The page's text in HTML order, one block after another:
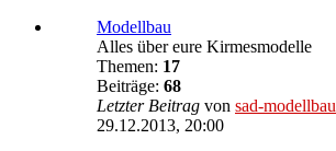
Modellbau
Alles über eure Kirmesmodelle
Themen: 17
Beiträge: 68
Letzter Beitrag von sad-modellbau
29.12.2013, 20:00